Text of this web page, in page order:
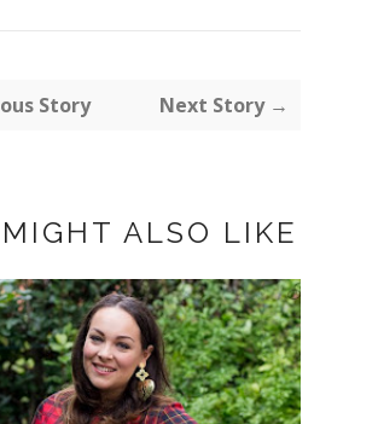
Story Next Story →
ALSO LIKE